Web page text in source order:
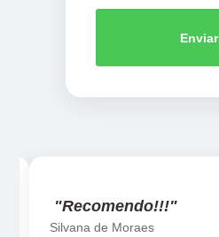
Enviar
"Recomendo!!!"
Silvana de Moraes